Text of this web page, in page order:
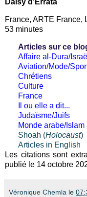
Daisy d'Errata
France, ARTE France,
53 minutes
Articles sur ce
Affaire al-Dura/Israël
Aviation/Mode/
Chrétiens
Culture
France
Il ou elle a dit...
Judaïsme/Juifs
Monde arabe/Islam
Shoah (Holocaust)
Articles in English
Les citations sont
publié le 14 octobre
Véronique Chemla le